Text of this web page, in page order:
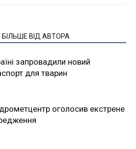
БІЛЬШЕ ВІД АВТОРА
запровадили новий
для тварин
оголосив екстрене